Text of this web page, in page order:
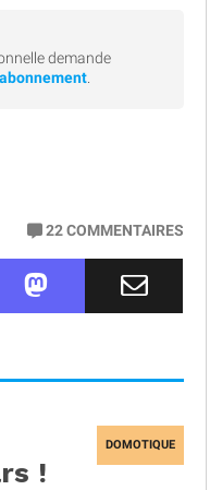
demande
22COMMENTAIRES
DOMOTIQUE
!